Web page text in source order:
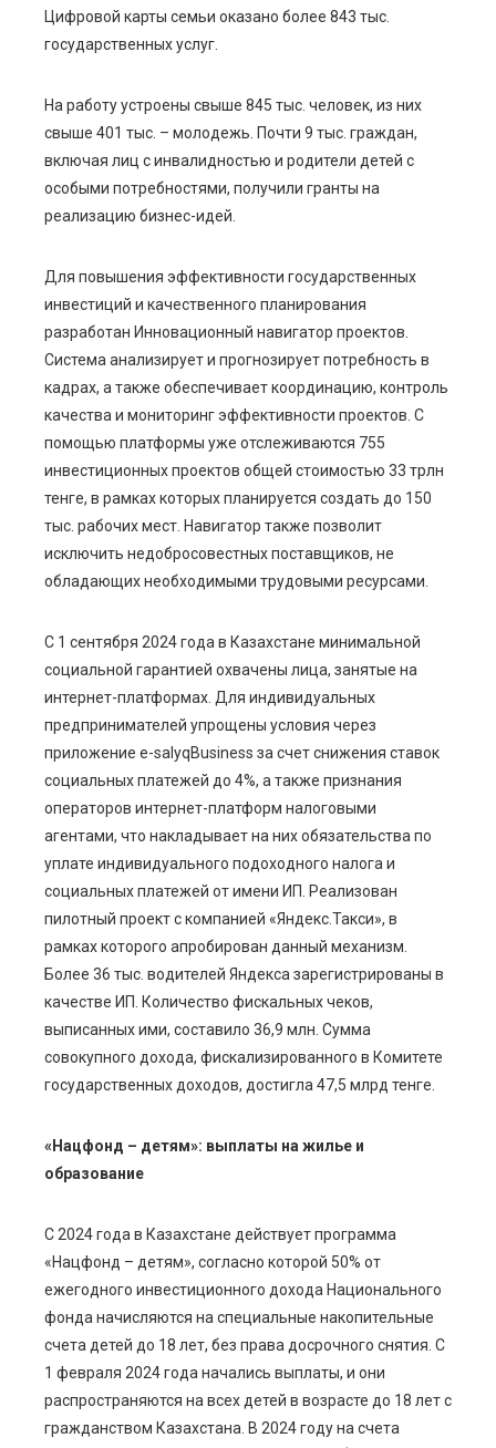
Цифровой карты семьи оказано более 843 тыс.
государственных услуг.
На работу устроены свыше 845 тыс. человек, из них
свыше 401 тыс. – молодежь. Почти 9 тыс. граждан,
включая лиц с инвалидностью и родители детей с
особыми потребностями, получили гранты на
реализацию бизнес-идей.
Для повышения эффективности государственных
инвестиций и качественного планирования
разработан Инновационный навигатор проектов.
Система анализирует и прогнозирует потребность в
кадрах, а также обеспечивает координацию, контроль
качества и мониторинг эффективности проектов. С
помощью платформы уже отслеживаются 755
инвестиционных проектов общей стоимостью 33 трлн
тенге, в рамках которых планируется создать до 150
тыс. рабочих мест. Навигатор также позволит
исключить недобросовестных поставщиков, не
обладающих необходимыми трудовыми ресурсами.
С 1 сентября 2024 года в Казахстане минимальной
социальной гарантией охвачены лица, занятые на
интернет-платформах. Для индивидуальных
предпринимателей упрощены условия через
приложение e-salyqBusiness за счет снижения ставок
социальных платежей до 4%, а также признания
операторов интернет-платформ налоговыми
агентами, что накладывает на них обязательства по
уплате индивидуального подоходного налога и
социальных платежей от имени ИП. Реализован
пилотный проект с компанией «Яндекс.Такси», в
рамках которого апробирован данный механизм.
Более 36 тыс. водителей Яндекса зарегистрированы в
качестве ИП. Количество фискальных чеков,
выписанных ими, составило 36,9 млн. Сумма
совокупного дохода, фискализированного в Комитете
государственных доходов, достигла 47,5 млрд тенге.
«Нацфонд – детям»: выплаты на жилье и
образование
С 2024 года в Казахстане действует программа
«Нацфонд – детям», согласно которой 50% от
ежегодного инвестиционного дохода Национального
фонда начисляются на специальные накопительные
счета детей до 18 лет, без права досрочного снятия. С
1 февраля 2024 года начались выплаты, и они
распространяются на всех детей в возрасте до 18 лет с
гражданством Казахстана. В 2024 году на счета